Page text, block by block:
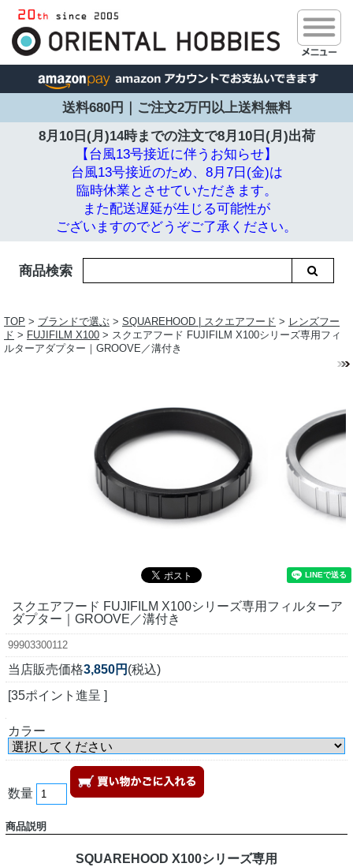
送料680円｜ご注文2万円以上送料無料
8月10日(月)14時までの注文で8月10日(月)出荷
【台風13号接近に伴うお知らせ】
台風13号接近のため、8月7日(金)は
臨時休業とさせていただきます。
また配送遅延が生じる可能性が
ございますのでどうぞご了承ください。
商品検索
TOP > ブランドで選ぶ > SQUAREHOOD | スクエアフード > レンズフー
ド > FUJIFILM X100 > スクエアフード FUJIFILM X100シリーズ専用フィ
ルターアダプター｜GROOVE／溝付き
スクエアフード FUJIFILM X100シリーズ専用フィルターア
ダプター｜GROOVE／溝付き
99903300112
当店販売価格3,850円 (税込)
[35ポイント進呈 ]
カラー
数量
商品説明
SQUAREHOOD X100シリーズ専用